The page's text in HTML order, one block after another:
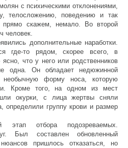
с психическими отклонениями,
телосложению, поведению и так
прямо скажем, немало. Во второй
человек.
дополнительные наработки.
где-то рядом, скорее всего, в
что у него или родственников
одна. Он обладает недюжинной
форму носа, которую
Кроме того, на одном из мест
окурки, с лица жертвы сняли
определили группу крови и размер
этап отбора подозреваемых.
Был составлен обновленный
пришлось отказаться, но